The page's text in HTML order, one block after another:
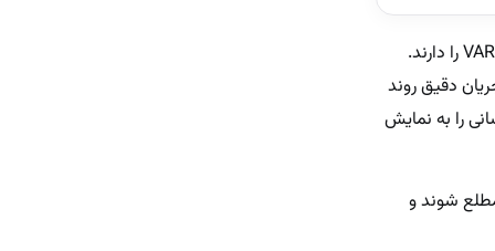
سیدوحید کاظمی به‌عنوان داور اصلی قضاوت می‌کند و پیام حیدری و علیرضا ایلدروم مسئولیت بررسی صحنه‌ها در VAR را دارند.
دقیق روند
را به نمایش
شوند و